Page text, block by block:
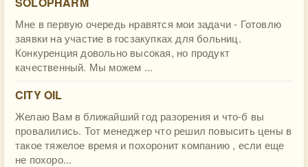
Мне в первую очередь нравятся мои задачи - Готовлю
заявки на участие в госзакупках для больниц.
Конкуренция довольно высокая, но продукт
качественный. Мы можем ...
CITY OIL
Желаю Вам в ближайший год разорения и что-б вы
провалились. Тот менеджер что решил повысить цены в
такое тяжелое время и похоронит компанию , если еще
не похоро...